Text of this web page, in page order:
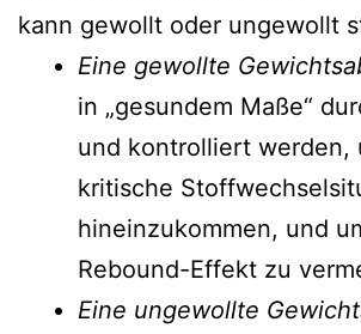
kann gewollt oder ungewollt
Eine gewollte
in „gesundem Maße“
und kontrolliert werden,
kritische
hineinzukommen, und
Rebound-Effekt zu
Eine ungewollte